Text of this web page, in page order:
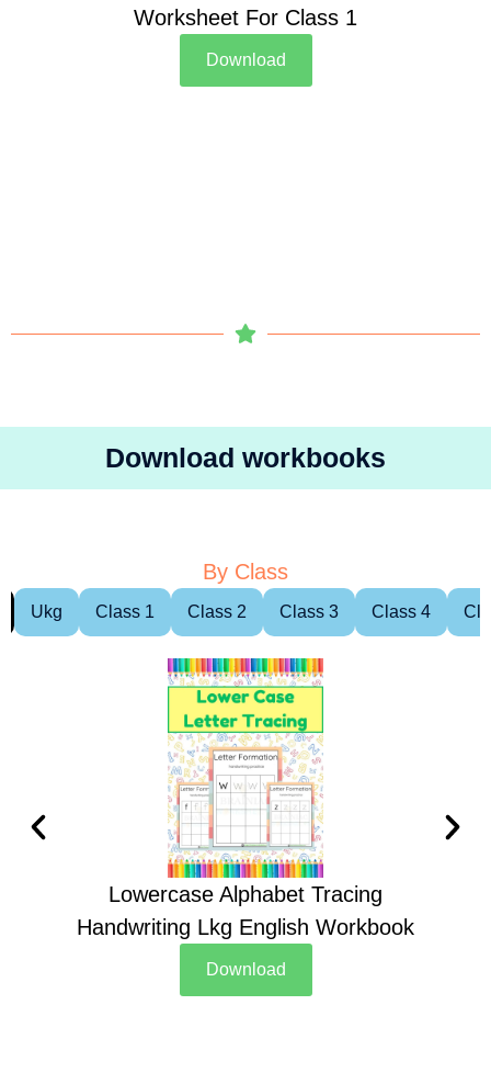
Worksheet For Class 1
Download
Download workbooks
By Class
Ukg Class 1 Class 2 Class 3 Class 4
Lowercase Alphabet Tracing
Handwriting Lkg English Workbook
Download